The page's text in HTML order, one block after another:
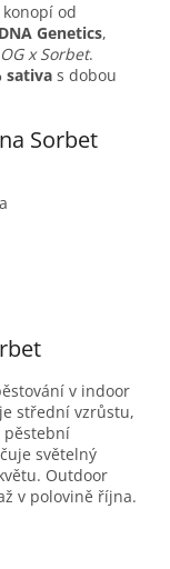
od
DNA Genetics,
x Sorbet.
sativa s dobou
Sorbet
v indoor
střední vzrůstu,
pěstební
světelný
Outdoor
v polovině října.